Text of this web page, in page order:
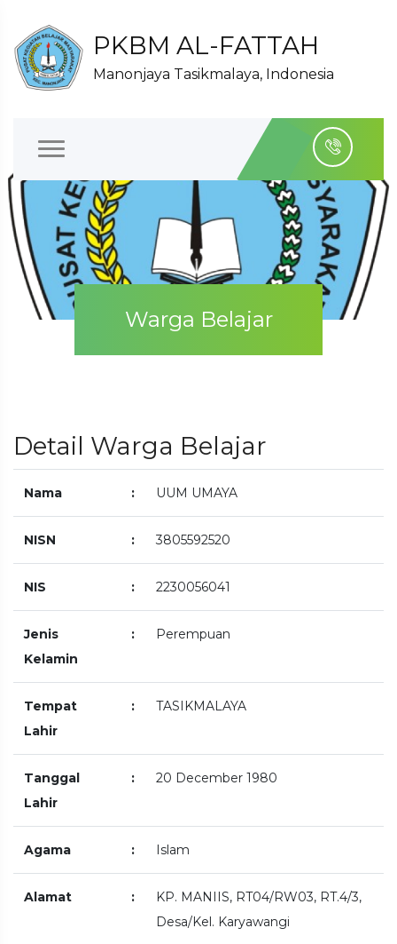
PKBM AL-FATTAH
Manonjaya Tasikmalaya, Indonesia
Warga Belajar
Detail Warga Belajar
Nama : UUM UMAYA
NISN : 3805592520
NIS : 2230056041
Jenis
Kelamin
: Perempuan
Tempat
Lahir
: TASIKMALAYA
Tanggal
Lahir
: 20 December 1980
Agama : Islam
Alamat :
KP. MANIIS, RT04/RW03, RT.4/3,
Desa/Kel. Karyawangi